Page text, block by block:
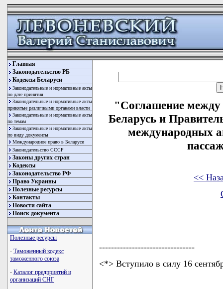
Главная
Законодательство РБ
Кодексы Беларуси
Законодательные и нормативные акты
по дате принятия
Законодательные и нормативные акты
принятые различными органами власти
Законодательные и нормативные акты
по темам
Законодательные и нормативные акты
по виду документы
Международное право в Беларуси
Законодательство СССР
Законы других стран
Кодексы
Законодательство РФ
Право Украины
Полезные ресурсы
Контакты
Новости сайта
Поиск документа
Полезные ресурсы
- Таможенный кодекс
таможенного союза
- Каталог предприятий и
организаций СНГ
"Соглашение между
Беларусь и
международных
<<
--------------------------------
<*> Вступило в силу 16